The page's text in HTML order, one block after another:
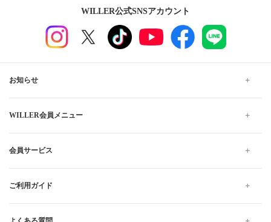
WILLER公式SNSアカウント
お知らせ
WILLER会員メニュー
会員サービス
ご利用ガイド